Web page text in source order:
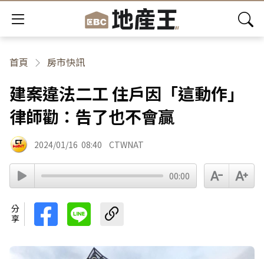
首頁 房市快訊
建案違法二工 住戶因「這動作」
律師勸：告了也不會贏
2024/01/16 08:40 CTWNAT
00:00
分享